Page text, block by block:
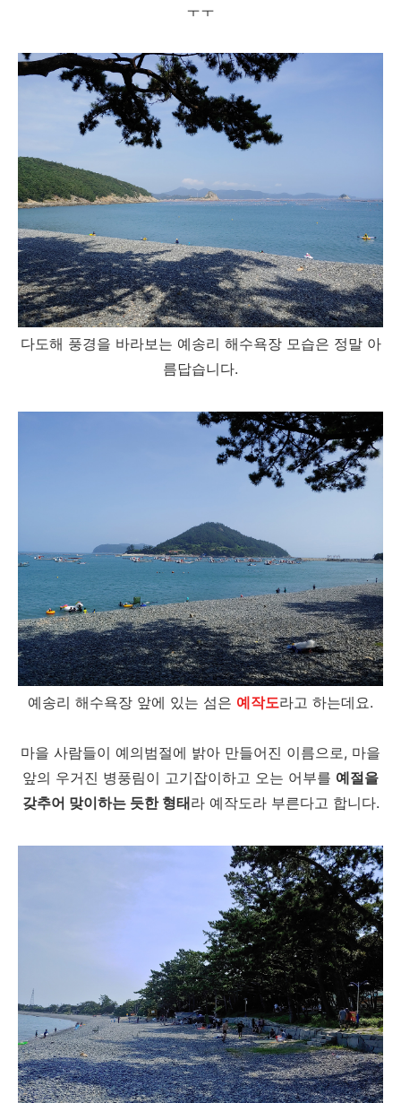
ㅜㅜ
다도해 풍경을 바라보는 예송리 해수욕장 모습은 정말 아
름답습니다.
예송리 해수욕장 앞에 있는 섬은 예작도라고 하는데요.
마을 사람들이 예의범절에 밝아 만들어진 이름으로, 마을
앞의 우거진 병풍림이 고기잡이하고 오는 어부를 예절을
갖추어 맞이하는 듯한 형태라 예작도라 부른다고 합니다.